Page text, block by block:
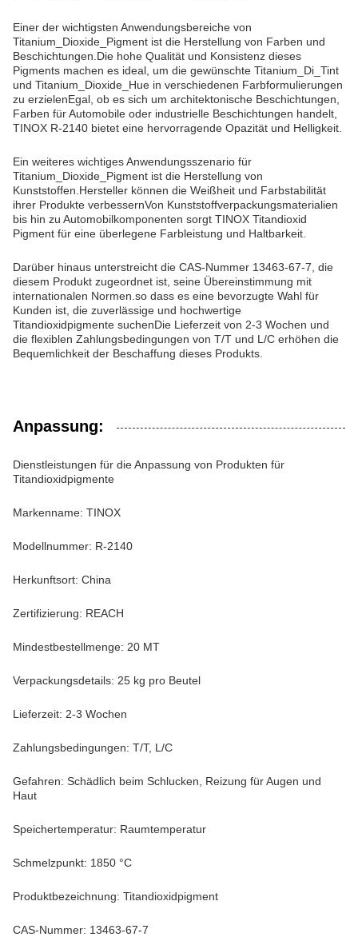
Einer der wichtigsten Anwendungsbereiche von
Titanium_Dioxide_Pigment ist die Herstellung von Farben und
Beschichtungen.Die hohe Qualität und Konsistenz dieses
Pigments machen es ideal, um die gewünschte Titanium_Di_Tint
und Titanium_Dioxide_Hue in verschiedenen Farbformulierungen
zu erzielenEgal, ob es sich um architektonische Beschichtungen,
Farben für Automobile oder industrielle Beschichtungen handelt,
TINOX R-2140 bietet eine hervorragende Opazität und Helligkeit.
Ein weiteres wichtiges Anwendungsszenario für
Titanium_Dioxide_Pigment ist die Herstellung von
Kunststoffen.Hersteller können die Weißheit und Farbstabilität
ihrer Produkte verbessernVon Kunststoffverpackungsmaterialien
bis hin zu Automobilkomponenten sorgt TINOX Titandioxid
Pigment für eine überlegene Farbleistung und Haltbarkeit.
Darüber hinaus unterstreicht die CAS-Nummer 13463-67-7, die
diesem Produkt zugeordnet ist, seine Übereinstimmung mit
internationalen Normen.so dass es eine bevorzugte Wahl für
Kunden ist, die zuverlässige und hochwertige
Titandioxidpigmente suchenDie Lieferzeit von 2-3 Wochen und
die flexiblen Zahlungsbedingungen von T/T und L/C erhöhen die
Bequemlichkeit der Beschaffung dieses Produkts.
Anpassung:
Dienstleistungen für die Anpassung von Produkten für
Titandioxidpigmente
Markenname: TINOX
Modellnummer: R-2140
Herkunftsort: China
Zertifizierung: REACH
Mindestbestellmenge: 20 MT
Verpackungsdetails: 25 kg pro Beutel
Lieferzeit: 2-3 Wochen
Zahlungsbedingungen: T/T, L/C
Gefahren: Schädlich beim Schlucken, Reizung für Augen und
Haut
Speichertemperatur: Raumtemperatur
Schmelzpunkt: 1850 °C
Produktbezeichnung: Titandioxidpigment
CAS-Nummer: 13463-67-7